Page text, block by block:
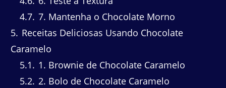
4.7 7. Mantenha o Chocolate Morno
5 Receitas Deliciosas Usando Chocolate
Caramelo
5.1
1. Brownie de Chocolate Caramelo
5.2 2. Bolo de Chocolate Caramelo